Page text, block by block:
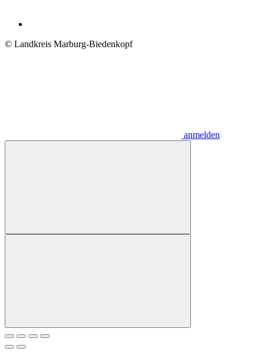
© Landkreis Marburg-Biedenkopf
anmelden